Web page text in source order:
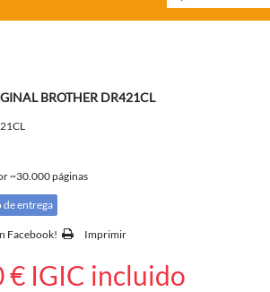
BROTHER DR421CL
~30.000 páginas
entrega
Facebook! Imprimir
€ IGIC incluido